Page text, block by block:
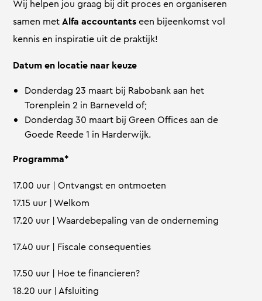
Wij helpen jou graag bij dit proces en organiseren
samen metAlfa accountantseen bijeenkomst vol
kennis en inspiratie uit de praktijk!
Datum en locatie naar keuze
Donderdag 23 maart bij Rabobank aan het
Torenplein 2 in Barneveld of;
Donderdag 30 maart bij Green Offices aan de
Goede Reede 1 in Harderwijk.
Programma*
17.00 uur | Ontvangst en ontmoeten
17.15 uur | Welkom
17.20 uur | Waardebepaling van de onderneming
17.40 uur | Fiscale consequenties
17.50 uur | Hoe te financieren?
18.20 uur | Afsluiting